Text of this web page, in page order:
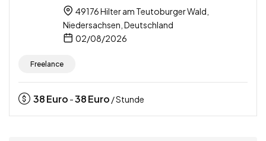
49176 Hilter am Teutoburger Wald,
Niedersachsen, Deutschland
02/08/2026
Freelance
38Euro -38Euro / Stunde